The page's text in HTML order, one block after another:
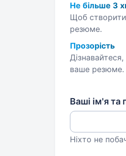
Не більше 3
Щоб
резюме.
Прозорість
Дізнавайтеся,
ваше резюме.
Ваші ім'я та
Ніхто не